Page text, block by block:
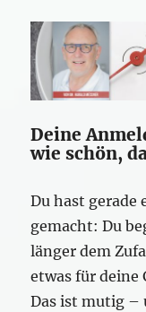
Deine
wie schön,
Du hast
gemacht: Du
länger dem
etwas für deine
Das ist mutig –